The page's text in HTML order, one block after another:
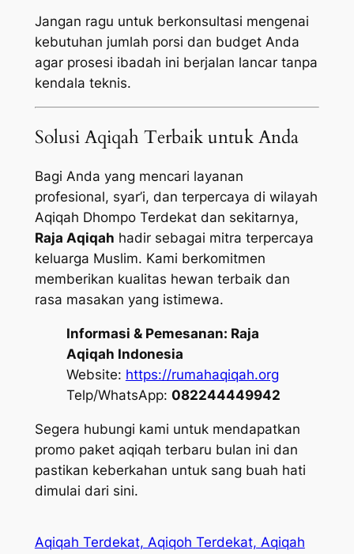
Jangan ragu untuk berkonsultasi mengenai
kebutuhan jumlah porsi dan budget Anda
agar prosesi ibadah ini berjalan lancar tanpa
kendala teknis.
Solusi Aqiqah Terbaik untuk Anda
Bagi Anda yang mencari layanan
profesional, syar’i, dan terpercaya di wilayah
Aqiqah Dhompo Terdekat dan sekitarnya,
Raja Aqiqah hadir sebagai mitra terpercaya
keluarga Muslim. Kami berkomitmen
memberikan kualitas hewan terbaik dan
rasa masakan yang istimewa.
Informasi & Pemesanan: Raja
Aqiqah Indonesia
Website: https://rumahaqiqah.org
Telp/WhatsApp: 082244449942
Segera hubungi kami untuk mendapatkan
promo paket aqiqah terbaru bulan ini dan
pastikan keberkahan untuk sang buah hati
dimulai dari sini.
Aqiqah Terdekat, Aqiqoh Terdekat, Aqiqah